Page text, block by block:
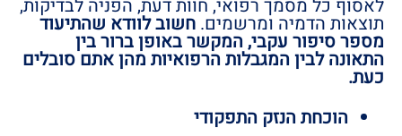
לאסוף כל מסמך רפואי, חוות דעת, הפניה לבדיקות,
תוצאות הדמיה ומרשמים. חשוב לוודא שהתיעוד
מספר סיפור עקבי, המקשר באופן ברור בין
התאונה לבין המגבלות הרפואיות מהן אתם סובלים
כעת.
הוכחת הנזק התפקודי